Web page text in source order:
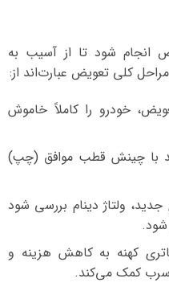
انجام شود تا از آسیب به
کلی تعویض عبارت‌اند از:
خودرو را کاملاً خاموش
با چینش قطب موافق (چپ)
ولتاژ دینام بررسی شود
شود.
کهنه به کاهش هزینه و
سرب کمک می‌کند.